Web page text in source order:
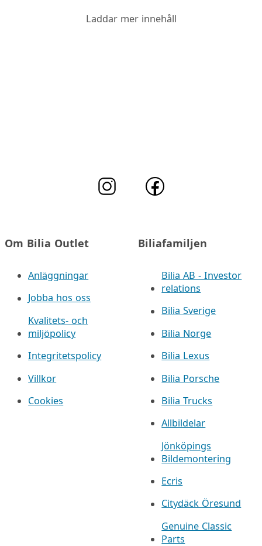
Laddar mer innehåll
Om Bilia Outlet
Anläggningar
Jobba hos oss
Kvalitets- och
miljöpolicy
Integritetspolicy
Villkor
Cookies
Biliafamiljen
Bilia AB - Investor
relations
Bilia Sverige
Bilia Norge
Bilia Lexus
Bilia Porsche
Bilia Trucks
Allbildelar
Jönköpings
Bildemontering
Ecris
Citydäck Öresund
Genuine Classic
Parts